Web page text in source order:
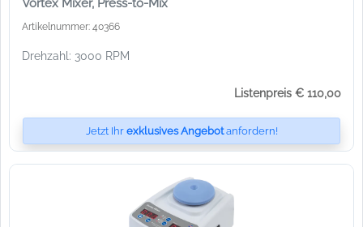
Vortex Mixer, Press-to-Mix
Artikelnummer: 40366
Drehzahl: 3000 RPM
Listenpreis € 110,00
Jetzt Ihr exklusives Angebotanfordern!